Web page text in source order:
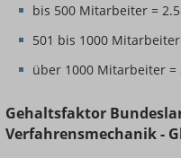
bis 500 Mitarbeiter =
501 bis 1000
über 1000 Mitarbeiter =
Gehaltsfaktor
Verfahrensmechanik -